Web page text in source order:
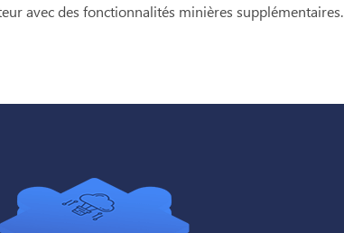
avec des fonctionnalités minières supplémentaires.